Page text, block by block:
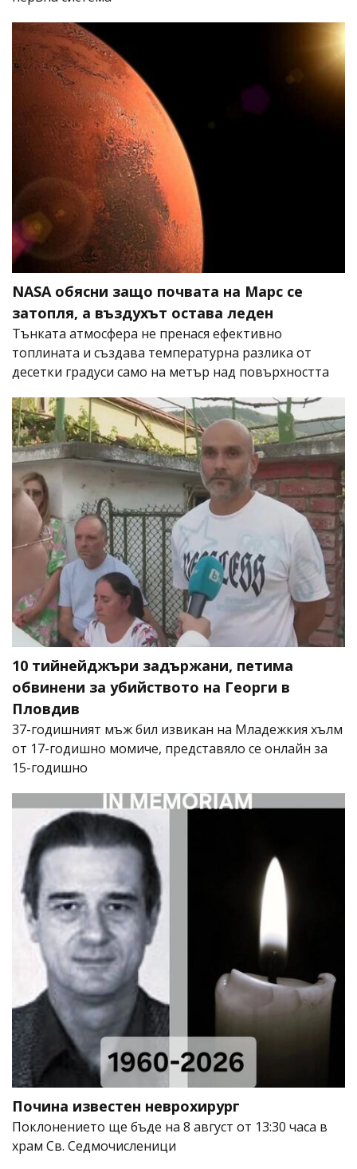
NASA обясни защо почвата на Марс се
затопля, а въздухът остава леден
Тънката атмосфера не пренася ефективно
топлината и създава температурна разлика от
десетки градуси само на метър над повърхността
10 тийнейджъри задържани, петима
обвинени за убийството на Георги в
Пловдив
37-годишният мъж бил извикан на Младежкия хълм
от 17-годишно момиче, представяло се онлайн за
15-годишно
Почина известен неврохирург
Поклонението ще бъде на 8 август от 13:30 часа в
храм Св. Седмочисленици